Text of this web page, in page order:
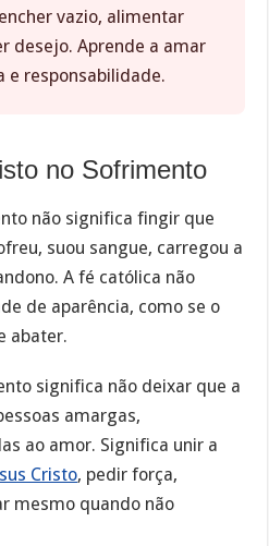
vazio, alimentar
desejo. Aprende a amar
e responsabilidade.
no Sofrimento
não significa fingir que
suou sangue, carregou a
A fé católica não
de aparência, como se o
abater.
significa não deixar que a
amargas,
ao amor. Significa unir a
Cristo, pedir força,
mesmo quando não